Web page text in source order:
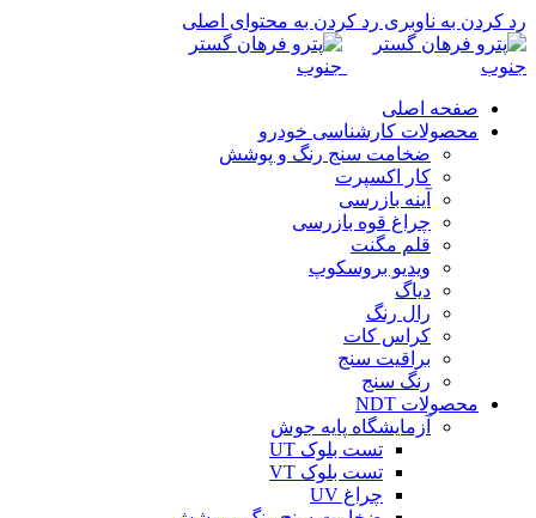
رد کردن به ناوبری رد کردن به محتوای اصلی
صفحه اصلی
محصولات کارشناسی خودرو
ضخامت سنج رنگ و پوشش
کار اکسپرت
آینه بازرسی
چراغ قوه بازرسی
قلم مگنت
ویدیو بروسکوپ
دیاگ
رال رنگ
کراس کات
براقیت سنج
رنگ سنج
محصولات NDT
آزمایشگاه پایه جوش
تست بلوک UT
تست بلوک VT
چراغ UV